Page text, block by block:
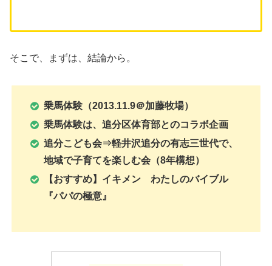
そこで、まずは、結論から。
乗馬体験（2013.11.9＠加藤牧場）
乗馬体験は、追分区体育部とのコラボ企画
追分こども会⇒軽井沢追分の有志三世代で、
地域で子育てを楽しむ会（8年構想）
【おすすめ】イキメン わたしのバイブル
『パパの極意』